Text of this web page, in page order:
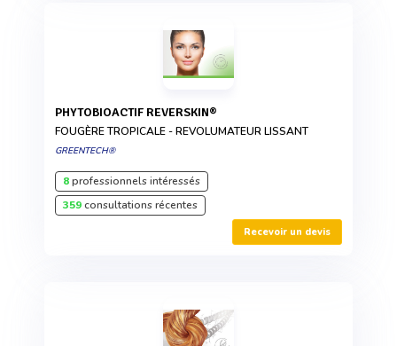
PHYTOBIOACTIF REVERSKIN®
FOUGÈRE TROPICALE - REVOLUMATEUR LISSANT
GREENTECH®
8professionnels intéressés
359consultations récentes
Recevoir un devis